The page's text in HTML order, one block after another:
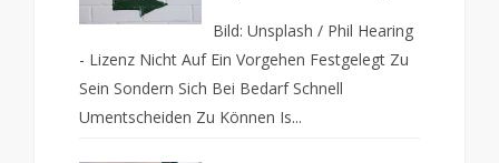
Bild: Unsplash / Phil Hearing
- Lizenz Nicht Auf Ein Vorgehen Festgelegt Zu
Sein Sondern Sich Bei Bedarf Schnell
Umentscheiden Zu Können Is...